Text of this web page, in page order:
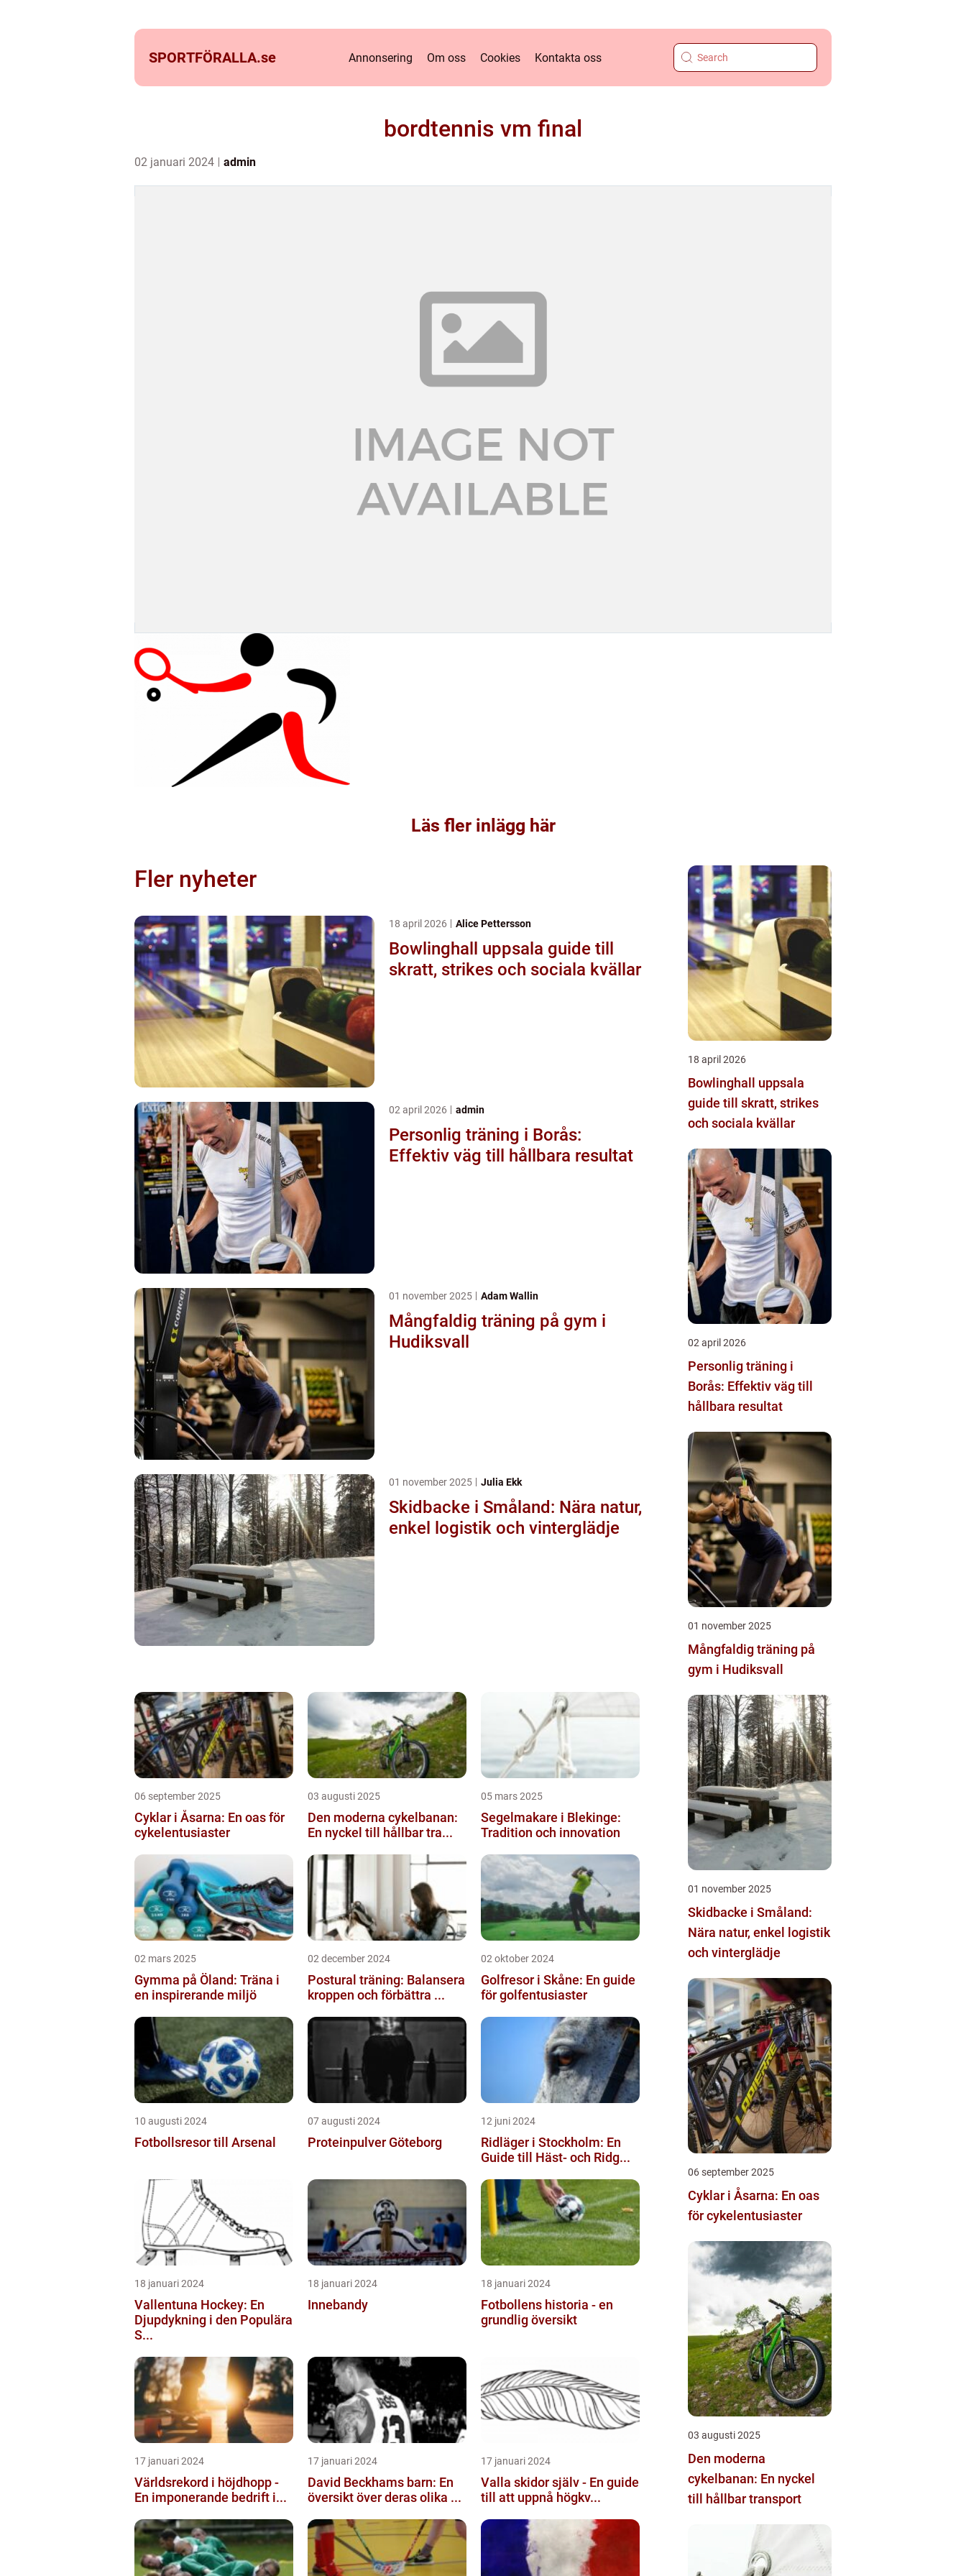
SPORTFÖRALLA.se Annonsering Om oss Cookies Kontakta oss
bordtennis vm final
02 januari 2024 admin
Läs fler inlägg här
Fler nyheter
18 april 2026 Alice Pettersson
Bowlinghall uppsala guide till
skratt, strikes och sociala kvällar
02 april 2026 admin
Personlig träning i Borås:
Effektiv väg till hållbara resultat
01 november 2025 Adam Wallin
Mångfaldig träning på gym i
Hudiksvall
01 november 2025 Julia Ekk
Skidbacke i Småland: Nära natur,
enkel logistik och vinterglädje
06 september 2025
Cyklar i Åsarna: En oas för
cykelentusiaster
03 augusti 2025
Den moderna cykelbanan:
En nyckel till hållbar tra...
05 mars 2025
Segelmakare i Blekinge:
Tradition och innovation
02 mars 2025
Gymma på Öland: Träna i
en inspirerande miljö
02 december 2024
Postural träning: Balansera
kroppen och förbättra ...
02 oktober 2024
Golfresor i Skåne: En guide
för golfentusiaster
10 augusti 2024
Fotbollsresor till Arsenal
07 augusti 2024
Proteinpulver Göteborg
12 juni 2024
Ridläger i Stockholm: En
Guide till Häst- och Ridg...
18 januari 2024
Vallentuna Hockey: En
Djupdykning i den Populära
S...
18 januari 2024
Innebandy
18 januari 2024
Fotbollens historia - en
grundlig översikt
17 januari 2024
Världsrekord i höjdhopp -
En imponerande bedrift i...
17 januari 2024
David Beckhams barn: En
översikt över deras olika ...
17 januari 2024
Valla skidor själv - En guide
till att uppnå högkv...
18 april 2026
Bowlinghall uppsala
guide till skratt, strikes
och sociala kvällar
02 april 2026
Personlig träning i
Borås: Effektiv väg till
hållbara resultat
01 november 2025
Mångfaldig träning på
gym i Hudiksvall
01 november 2025
Skidbacke i Småland:
Nära natur, enkel logistik
och vinterglädje
06 september 2025
Cyklar i Åsarna: En oas
för cykelentusiaster
03 augusti 2025
Den moderna
cykelbanan: En nyckel
till hållbar transport